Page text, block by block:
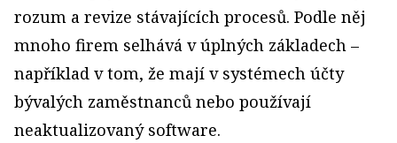
rozum a revize stávajících procesů. Podle něj
mnoho firem selhává v úplných základech –
například v tom, že mají v systémech účty
bývalých zaměstnanců nebo používají
neaktualizovaný software.